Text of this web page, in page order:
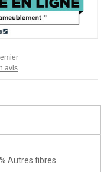
avis
Autres fibres